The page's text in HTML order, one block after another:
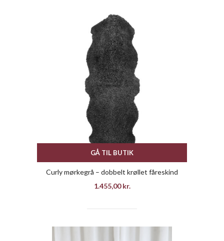
GÅ TIL BUTIK
Curly mørkegrå – dobbelt krøllet fåreskind
1.455,00kr.